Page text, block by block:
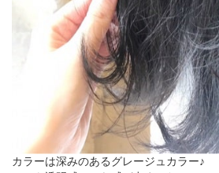
カラーは深みのあるグレージュカラー♪